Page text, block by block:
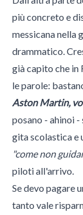
più concreto e
messicana nella
drammatico.
già capito che in
le parole:
Aston Martin,
posano - ahinoi
gita scolastica e
"come non
piloti all'arrivo.
Se devo pagare
tanto vale